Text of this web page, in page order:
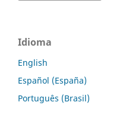
Idioma
English
Español (España)
Português (Brasil)